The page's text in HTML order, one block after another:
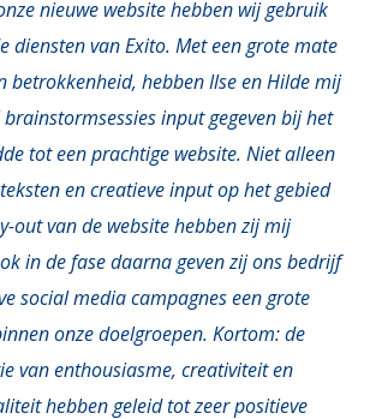
nieuwe website hebben wij gebruik
diensten van Exito. Met een grote mate
betrokkenheid, hebben Ilse en Hilde mij
input gegeven bij het
tot een prachtige website. Niet alleen
en creatieve input op het gebied
out van de website hebben zij mij
in de fase daarna geven zij ons bedrijf
social media campagnes een grote
onze doelgroepen. Kortom: de
van enthousiasme, creativiteit en
hebben geleid tot zeer positieve